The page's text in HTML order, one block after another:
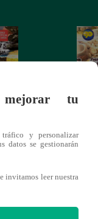
mejorar tu
y personalizar
datos se gestionarán
invitamos leer nuestra